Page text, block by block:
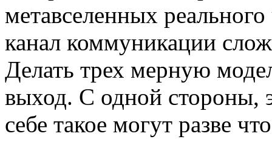
метавселенных
канал коммуникации
Делать трех мерную
выход. С одной стороны,
себе такое могут разве